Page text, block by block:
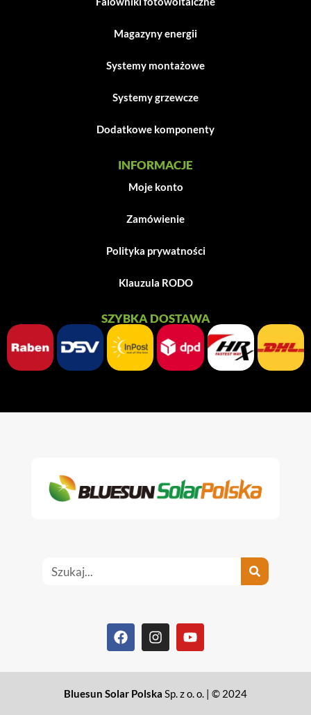
Magazyny energii
Systemy montażowe
Systemy grzewcze
Dodatkowe komponenty
INFORMACJE
Moje konto
Zamówienie
Polityka prywatności
Klauzula RODO
SZYBKA DOSTAWA
Bluesun Solar Polska Sp. z o. o. | © 2024